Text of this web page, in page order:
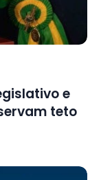
e
teto